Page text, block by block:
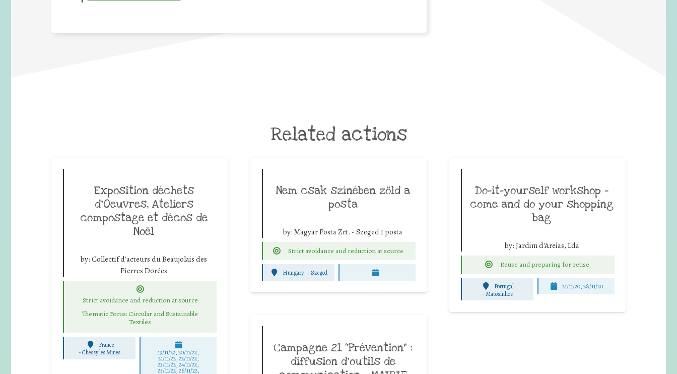
Related actions
Exposition déchets
d’Oeuvres, Ateliers
compostage et décos de
Noël
by: Collectif d'acteurs du Beaujolais des
Pierres Dorées
Strict avoidance and reduction at source
Thematic Focus: Circular and Sustainable
Textiles
France
-Chessy les Mines 19/11/22, 20/11/22,
21/11/22, 22/11/22,
23/11/22, 24/11/22,
25/11/22, 26/11/22,
Nem csak színében zöld a
posta
by: Magyar Posta Zrt. - Szeged 1 posta
Strict avoidance and reduction at source
Hungary - Szeged
Do-it-yourself workshop –
come and do your shopping
bag
by: Jardim d'Areias, Lda
Reuse and preparing for reuse
Portugal
-Matosinhos
21/11/20, 28/11/20
Campagne 21 “Prévention” :
diffusion d’outils de